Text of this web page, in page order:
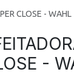
CLOSE - WAHL
-